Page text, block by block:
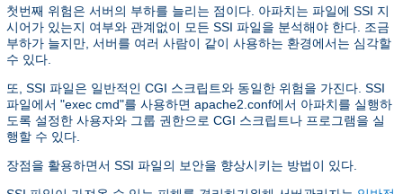
첫번째 위험은 서버의 부하를 늘리는 점이다. 아파치는 파일에 SSI 지
시어가 있는지 여부와 관계없이 모든 SSI 파일을 분석해야 한다. 조금
부하가 늘지만, 서버를 여러 사람이 같이 사용하는 환경에서는 심각할
수 있다.
또, SSI 파일은 일반적인 CGI 스크립트와 동일한 위험을 가진다. SSI
파일에서 "exec cmd"를 사용하면 apache2.conf에서 아파치를 실행하
도록 설정한 사용자와 그룹 권한으로 CGI 스크립트나 프로그램을 실
행할 수 있다.
장점을 활용하면서 SSI 파일의 보안을 향상시키는 방법이 있다.